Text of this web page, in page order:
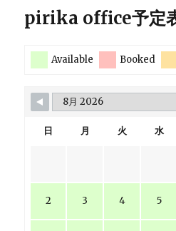
pirika office予定
Available Booked
日 月 火 水
2 3 4 5